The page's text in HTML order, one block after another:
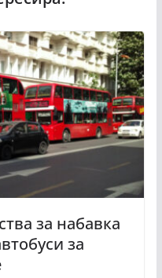
за набавка
за